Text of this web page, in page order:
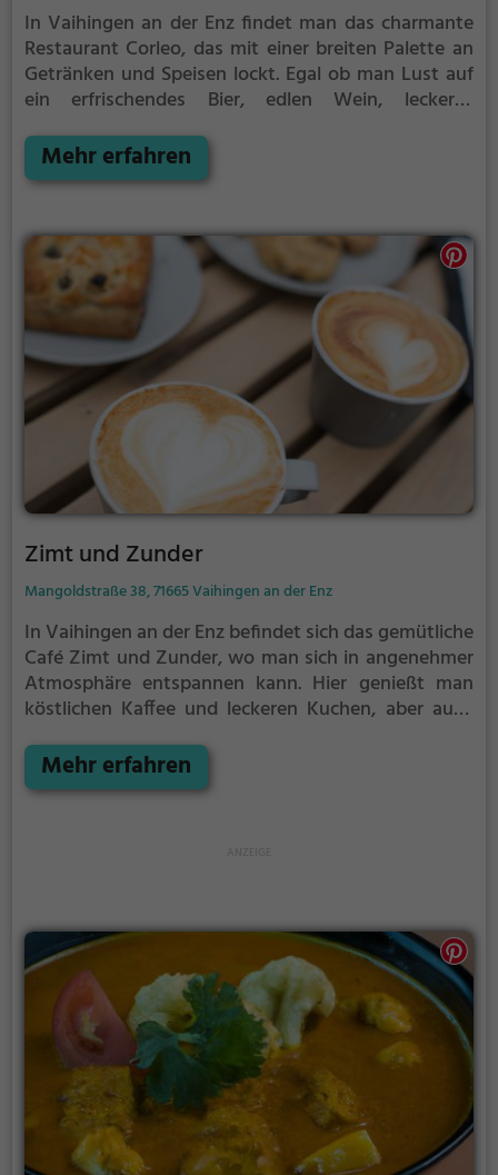
In Vaihingen an der Enz findet man das charmante
Restaurant Corleo, das mit einer breiten Palette an
Getränken und Speisen lockt. Egal ob man Lust auf
ein erfrischendes Bier, edlen Wein, leckeres
man fündig. Auch Liebhaber von Kaffee und Kuchen
kommen auf ihre Kosten. Die abwechslungsreiche
vegetarische Gerichte für eine ausgewogene
Ernährung. Nicht zu vergessen sind die köstlichen
Cocktails, die das perfekte Highlight nach einem
langen Tag oder zum Start in ein entspanntes
Wochenende sind. Tauche ein in die gemütliche
Atmosphäre des Corleo und genieße eine Vielfalt an
kulinarischen Genüssen.
Mehr erfahren
Zimt und Zunder
Mangoldstraße 38, 71665 Vaihingen an der Enz
In Vaihingen an der Enz befindet sich das gemütliche
Café Zimt und Zunder, wo man sich in angenehmer
Atmosphäre entspannen kann. Hier genießt man
köstlichen Kaffee und leckeren Kuchen, aber auch
Biogerichte. Das vielfältige Angebot lässt keine
Wünsche offen und lädt zum Verweilen ein.
Mehr erfahren